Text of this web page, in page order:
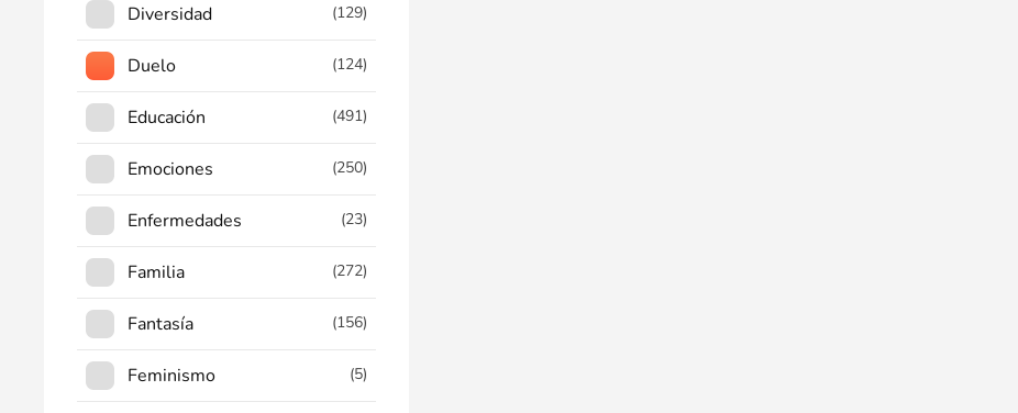
Diversidad (129)
Duelo (124)
Educación (491)
Emociones (250)
Enfermedades (23)
Familia (272)
Fantasía (156)
Feminismo (5)